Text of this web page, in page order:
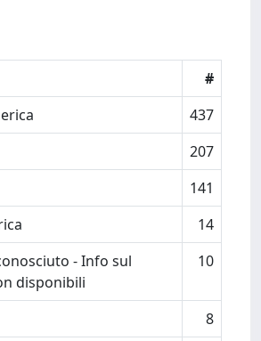
#
437
207
141
14
- Info sul
disponibili
10
8